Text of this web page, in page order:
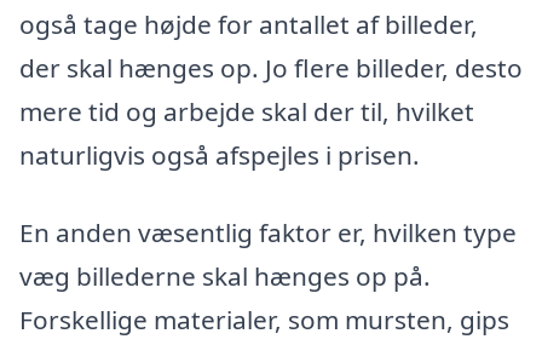
også tage højde for antallet af billeder,
der skal hænges op. Jo flere billeder, desto
mere tid og arbejde skal der til, hvilket
naturligvis også afspejles i prisen.
En anden væsentlig faktor er, hvilken type
væg billederne skal hænges op på.
Forskellige materialer, som mursten, gips